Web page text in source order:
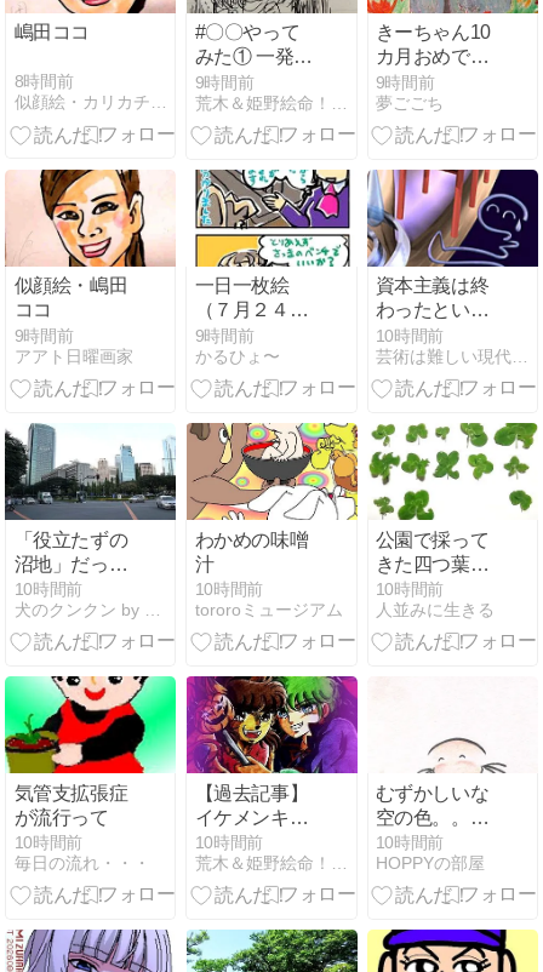
嶋田ココ
8時間前
似顔絵・カリカチュアhikarikokoroのblog
#〇〇やって
みた① 一発描
き描きまくり
～(笑)
9時間前
きーちゃん10
カ月おめでと
う
9時間前
夢ごごち
似顔絵・嶋田
ココ
9時間前
アアト日曜画家
一日一枚絵
（７月２４日
分）
9時間前
かるひょ〜
資本主義は終
わったという
論説にご注意
【言葉の定義
がまちまちな
10時間前
芸術は難しい現代美術はわからない抽象絵画はちょっと・謎を理解
「役立たずの
沼地」だった
マカティ市
10時間前
犬のクンクン by 河村賢一
わかめの味噌
汁
10時間前
tororoミュージアム
公園で採って
きた四つ葉た
ち 147
10時間前
人並みに生きる
気管支拡張症
が流行って
10時間前
毎日の流れ・・・
【過去記事】
イケメンキャ
ラ漫画沢山い
るんじゃね？
笑。
10時間前
荒木＆姫野絵命！？のグシ裕美のお絵かき攻撃！！
むずかしいな
空の色。。。
^^;
10時間前
HOPPYの部屋